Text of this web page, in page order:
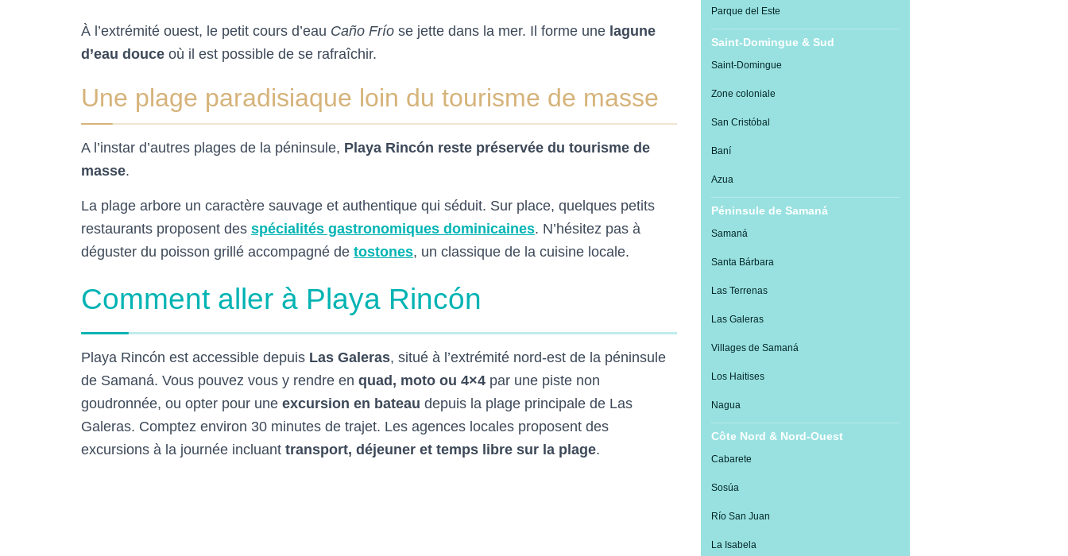
À l’extrémité ouest, le petit cours d’eau Caño Frío se jette dans la mer. Il forme une lagune
d’eau douce où il est possible de se rafraîchir.
Une plage paradisiaque loin du tourisme de masse
A l’instar d’autres plages de la péninsule, Playa Rincón reste préservée du tourisme de
masse.
La plage arbore un caractère sauvage et authentique qui séduit. Sur place, quelques petits
restaurants proposent des spécialités gastronomiques dominicaines. N’hésitez pas à
déguster du poisson grillé accompagné de tostones, un classique de la cuisine locale.
Comment aller à Playa Rincón
Playa Rincón est accessible depuis Las Galeras, situé à l’extrémité nord-est de la péninsule
de Samaná. Vous pouvez vous y rendre en quad, moto ou 4×4 par une piste non
goudronnée, ou opter pour une excursion en bateau depuis la plage principale de Las
Galeras. Comptez environ 30 minutes de trajet. Les agences locales proposent des
excursions à la journée incluant transport, déjeuner et temps libre sur la plage.
Parque del Este
Saint-Domingue & Sud
Saint-Domingue
Zone coloniale
San Cristóbal
Baní
Azua
Péninsule de Samaná
Samaná
Santa Bárbara
Las Terrenas
Las Galeras
Villages de Samaná
Los Haitises
Nagua
Côte Nord & Nord-Ouest
Cabarete
Sosúa
Río San Juan
La Isabela